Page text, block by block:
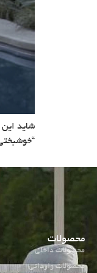
شاید
محصولات
محصولات داخلی
محصولات وارداتی